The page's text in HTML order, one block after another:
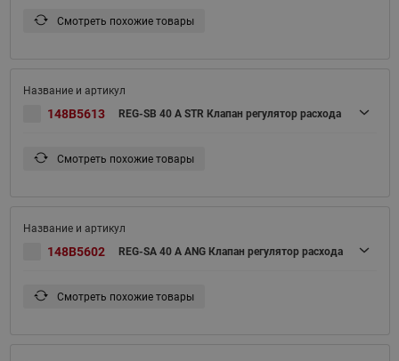
Смотреть похожие товары
148B5613 REG-SB 40 A STR Клапан регулятор расхода
Смотреть похожие товары
148B5602 REG-SA 40 A ANG Клапан регулятор расхода
Смотреть похожие товары